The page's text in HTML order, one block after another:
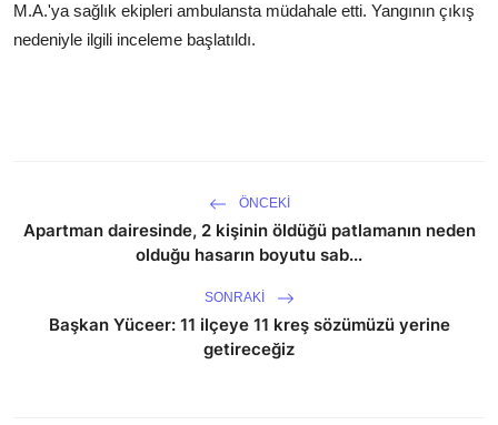
M.A.'ya sağlık ekipleri ambulansta müdahale etti. Yangının çıkış
nedeniyle ilgili inceleme başlatıldı.
ÖNCEKI
Apartman dairesinde, 2 kişinin öldüğü patlamanın neden
olduğu hasarın boyutu sab...
SONRAKI
Başkan Yüceer: 11 ilçeye 11 kreş sözümüzü yerine
getireceğiz